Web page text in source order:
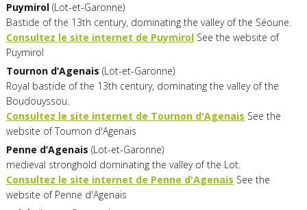
Puymirol(Lot-et-Garonne)
Bastide of the 13th century, dominating the valley of the Séoune.
Consultez le site internet de PuymirolSee the website of
Puymirol
Tournon d’Agenais (Lot-et-Garonne)
Royal bastide of the 13th century, dominating the valley of the
Boudouyssou.
Consultez le site internet de Tournon d'Agenais See the
website of Tournon d'Agenais
Penne d’Agenais (Lot-et-Garonne)
medieval stronghold dominating the valley of the Lot.
Consultez le site internet de Penne d'Agenais See the
website of Penne d'Agenais